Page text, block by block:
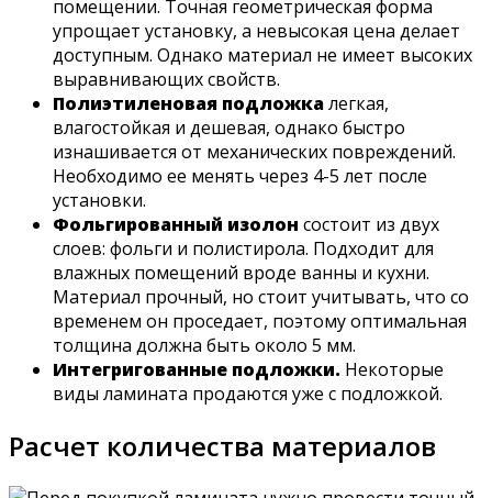
помещении. Точная геометрическая форма
упрощает установку, а невысокая цена делает
доступным. Однако материал не имеет высоких
выравнивающих свойств.
Полиэтиленовая подложкалегкая,
влагостойкая и дешевая, однако быстро
изнашивается от механических повреждений.
Необходимо ее менять через 4-5 лет после
установки.
Фольгированный изолон состоит из двух
слоев: фольги и полистирола. Подходит для
влажных помещений вроде ванны и кухни.
Материал прочный, но стоит учитывать, что со
временем он проседает, поэтому оптимальная
толщина должна быть около 5 мм.
Интегригованные подложки. Некоторые
виды ламината продаются уже с подложкой.
Расчет количества материалов